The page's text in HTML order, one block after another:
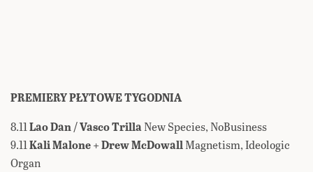
PREMIERY PŁYTOWE TYGODNIA
8.11Lao Dan / Vasco TrillaNew Species, NoBusiness
9.11Kali Malone + Drew McDowallMagnetism, Ideologic
Organ